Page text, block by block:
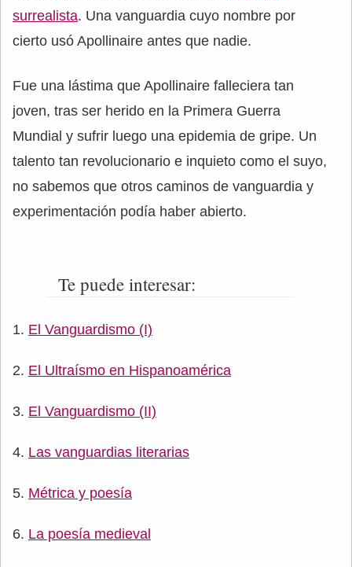
surrealista. Una vanguardia cuyo nombre por
cierto usó Apollinaire antes que nadie.
Fue una lástima que Apollinaire falleciera tan
joven, tras ser herido en la Primera Guerra
Mundial y sufrir luego una epidemia de gripe. Un
talento tan revolucionario e inquieto como el suyo,
no sabemos que otros caminos de vanguardia y
experimentación podía haber abierto.
Te puede interesar:
El Vanguardismo (I)
El Ultraísmo en Hispanoamérica
El Vanguardismo (II)
Las vanguardias literarias
Métrica y poesía
La poesía medieval